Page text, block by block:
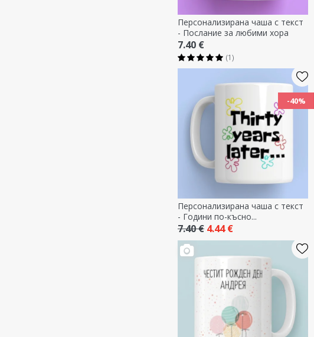
Персонализирана чаша с текст
- Послание за любими хора
7.40 €
(1)
-40%
Персонализирана чаша с текст
- Години по-късно...
7.40 € 4.44 €